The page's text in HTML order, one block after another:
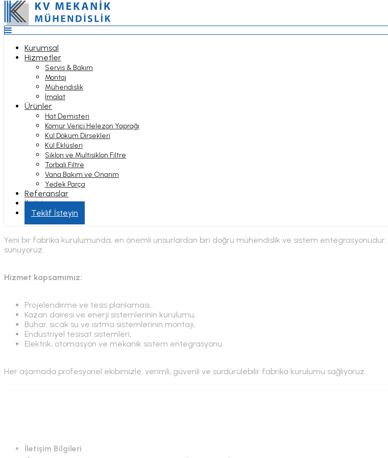
Top
Anasayfa
Kurumsal
Hizmetler
Servis & Bakım
Montaj
Mühendislik
İmalat
Ürünler
Hat Demisteri
Kömür Verici Helezon Yaprağı
Kül Döküm Dirsekleri
Kül Eklüsleri
Siklon ve Multisiklon Filtre
Torbalı Filtre
Vana Bakım ve Onarım
Yedek Parça
Referanslar
İletişim
Hizmet Bölgeleri
Kurumsal
Hizmetler
Servis & Bakım
Montaj
Mühendislik
İmalat
Ürünler
Hat Demisteri
Kömür Verici Helezon Yaprağı
Kül Döküm Dirsekleri
Kül Eklüsleri
Siklon ve Multisiklon Filtre
Torbalı Filtre
Vana Bakım ve Onarım
Yedek Parça
Referanslar
İletişim
Teklif İsteyin
Fabrika Kurulum
Yeni bir fabrika kurulumunda, en önemli unsurlardan biri doğru mühendislik ve sistem entegrasyonudur.
sunuyoruz.
Hizmet kapsamımız:
Projelendirme ve tesis planlaması,
Kazan dairesi ve enerji sistemlerinin kurulumu,
Buhar, sıcak su ve ısıtma sistemlerinin montajı,
Endüstriyel tesisat sistemleri,
Elektrik, otomasyon ve mekanik sistem entegrasyonu.
Her aşamada profesyonel ekibimizle, verimli, güvenli ve sürdürülebilir fabrika kurulumu sağlıyoruz.
İletişim Bilgileri